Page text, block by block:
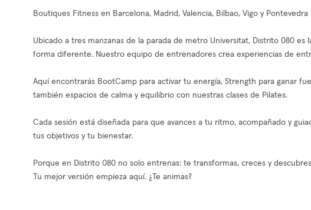
Boutiques Fitness en Barcelona, Madrid, Valencia, Bilbao, Vigo y Pontevedra
Ubicado a tres manzanas de la parada de metro Universitat, Distrito 080
forma diferente. Nuestro equipo de entrenadores crea experiencias de
Aquí encontrarás BootCamp para activar tu energía, Strength para ganar
también espacios de calma y equilibrio con nuestras clases de Pilates.
Cada sesión está diseñada para que avances a tu ritmo, acompañado y
tus objetivos y tu bienestar.
Porque en Distrito 080 no solo entrenas: te transformas, creces y
Tu mejor versión empieza aquí. ¿Te animas?